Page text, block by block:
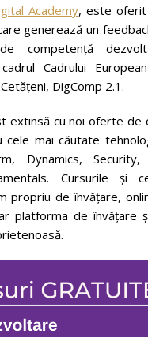
Academy, este
generează un
competență
Cadrului
DigComp 2.1.
extinsă cu noi oferte de
cele mai căutate
Dynamics, Security,
Cursurile și
propriu de învățare,
platforma de învățare